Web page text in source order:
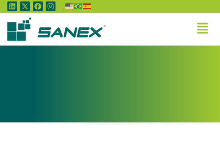
Home » Avicultura »
Embrapa abre edital para seleção de parceiro para
multiplicação e comercialização de linhagens de aves
de corte e postura